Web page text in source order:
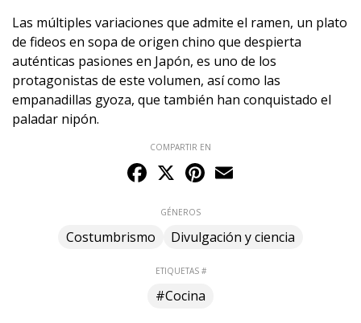
Las múltiples variaciones que admite el ramen, un plato
de fideos en sopa de origen chino que despierta
auténticas pasiones en Japón, es uno de los
protagonistas de este volumen, así como las
empanadillas gyoza, que también han conquistado el
paladar nipón.
COMPARTIR EN
Facebook
X Pinterest
GÉNEROS
Costumbrismo Divulgación y ciencia
ETIQUETAS #
#Cocina